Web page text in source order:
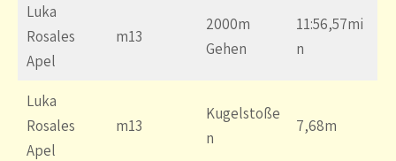
Luka
Rosales
Apel
m13
2000m
Gehen
11:56,57mi
n
Luka
Rosales
Apel
m13
Kugelstoße
n
7,68m